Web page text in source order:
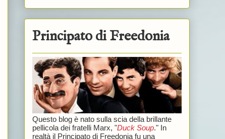
Principato di Freedonia
Questo blog è nato sulla scia della brillante
pellicola dei fratelli Marx, "Duck Soup." In
realtà il Principato di Freedonia fu una